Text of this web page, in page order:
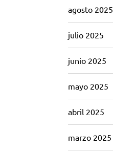
agosto 2025
julio 2025
junio 2025
mayo 2025
abril 2025
marzo 2025